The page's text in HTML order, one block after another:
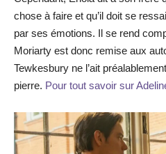
chose à faire et qu’il doit se
par ses émotions. Il se rend
Moriarty est donc remise aux
Tewkesbury ne l’ait
pierre. Pour tout savoir sur